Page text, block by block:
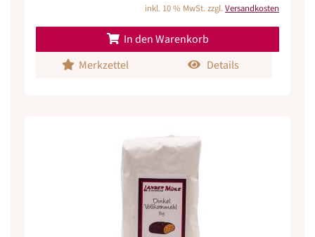
inkl. 10 % MwSt. zzgl.Versandkosten
In den Warenkorb
Merkzettel
Details